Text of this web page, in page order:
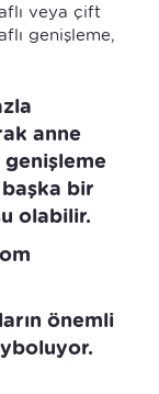
veya çift
genişleme,
anne
bir
olabilir.
önemli